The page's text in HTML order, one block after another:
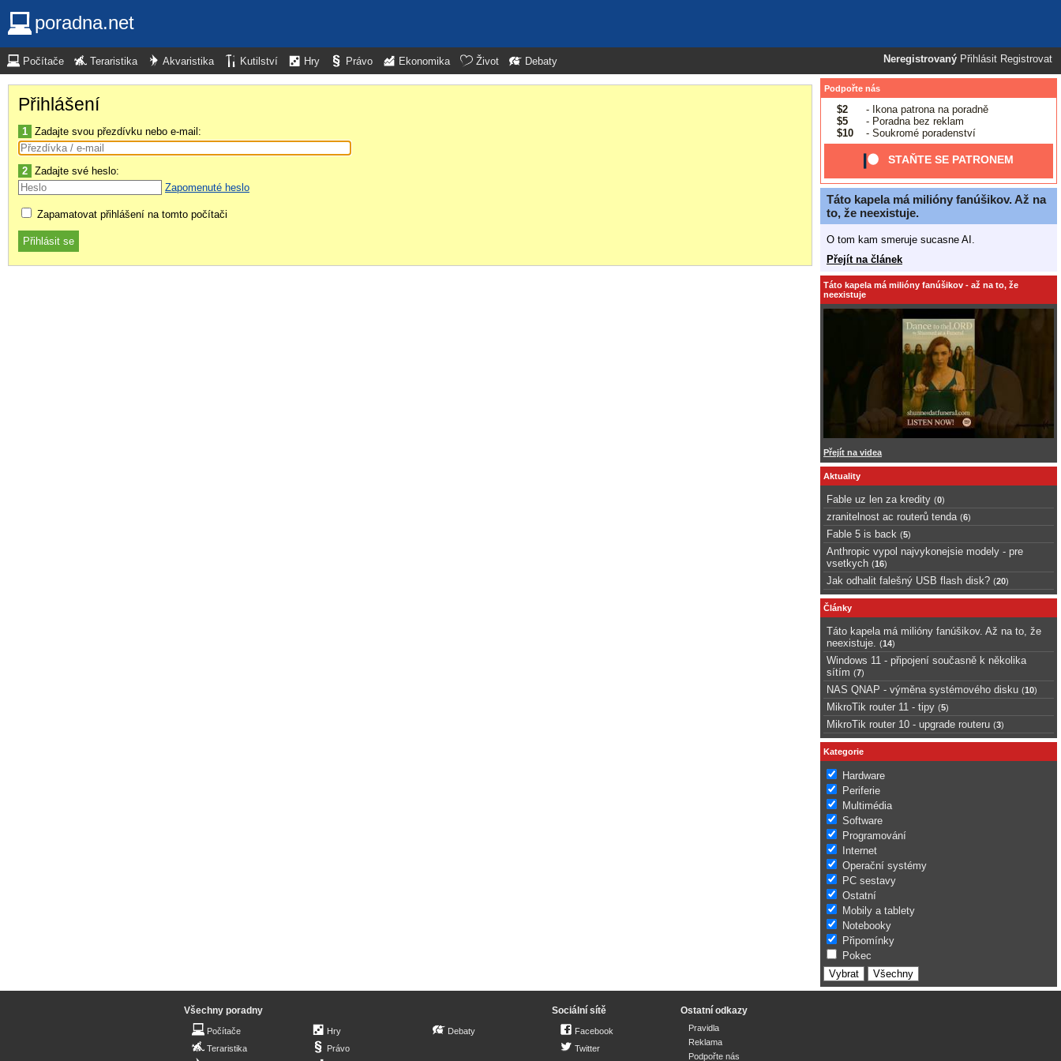
poradna.net
Neregistrovaný Přihlásit Registrovat
Počítače Teraristika Akvaristika Kutilství Hry Právo Ekonomika Život Debaty
Přihlášení
1 Zadajte svou přezdívku nebo e-mail:
2 Zadajte své heslo:
Zapomenuté heslo
Zapamatovat přihlášení na tomto počítači
Podpořte nás
$2
- Ikona patrona na poradně
$5
- Poradna bez reklam
$10
- Soukromé poradenství
STAŇTE SE PATRONEM
Táto kapela má milióny fanúšikov. Až na
to, že neexistuje.
O tom kam smeruje sucasne AI.
Přejít na článek
Táto kapela má milióny fanúšikov - až na to, že
neexistuje
Přejít na videa
Aktuality
Fable uz len za kredity (0)
zranitelnost ac routerů tenda (6)
Fable 5 is back (5)
Anthropic vypol najvykonejsie modely - pre
vsetkych (16)
Jak odhalit falešný USB flash disk? (20)
Články
Táto kapela má milióny fanúšikov. Až na to, že
neexistuje.
(14)
Windows 11 - připojení současně k několika
sítím (7)
NAS QNAP - výměna systémového disku (10)
MikroTik router 11 - tipy (5)
MikroTik router 10 - upgrade routeru (3)
Kategorie
Hardware
Periferie
Multimédia
Software
Programování
Internet
Operační systémy
PC sestavy
Ostatní
Mobily a tablety
Notebooky
Připomínky
Pokec
Všechny poradny
Počítače
Teraristika
Hry
Právo
Debaty
Sociální sítě
Facebook
Twitter
Ostatní odkazy
Pravidla
Reklama
Podpořte nás